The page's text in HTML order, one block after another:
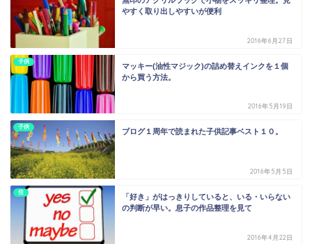
やすく取り出しやすいが便利
2016年6月27日
子供
マッキー(油性マジック)の詰め替えインクを１個
から買う方法。
2016年5月19日
子供
ブログ１周年で読まれた子供記事ベスト１０。
2016年5月5日
住
「好き」がはっきりしていると、いる・いらない
の判断が早い。息子の作品整理を見て
2016年4月22日